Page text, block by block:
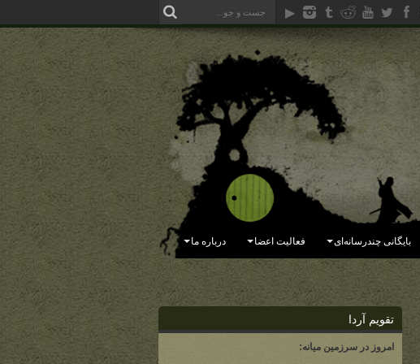
بایگانی چندرسانه‌ای فعالیت اعضا درباره ما
تقویم آردا
امروز در سرزمین میانه: